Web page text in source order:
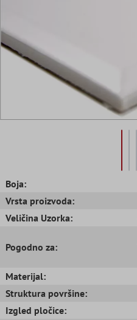
Boja:
Vrsta proizvoda:
Veličina Uzorka:
Pogodno za:
Materijal:
Struktura površine:
Izgled pločice: